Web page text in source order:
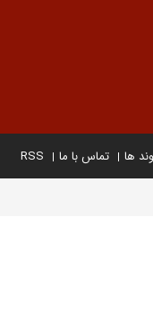
ها تماس با ما RSS